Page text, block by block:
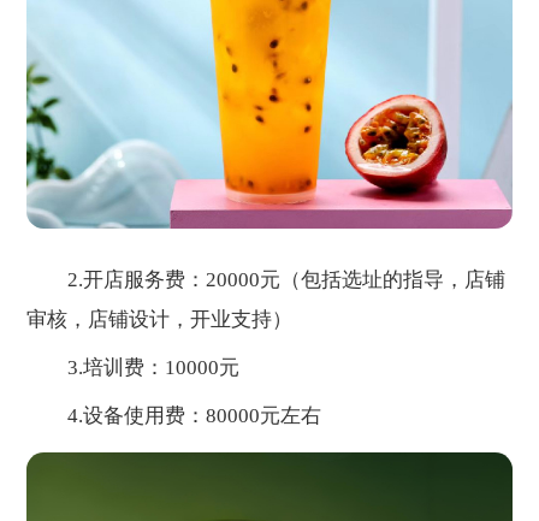
2.开店服务费：20000元（包括选址的指导，店铺
审核，店铺设计，开业支持）
3.培训费：10000元
4.设备使用费：80000元左右